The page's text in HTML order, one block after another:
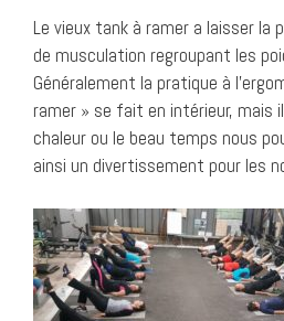
Le vieux tank à ramer a laisser la
de musculation regroupant les
Généralement la pratique à
ramer » se fait en intérieur, mais
chaleur ou le beau temps nous
ainsi un divertissement pour les